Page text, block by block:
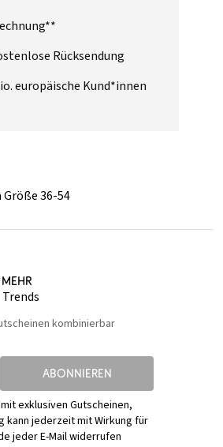
Rücksendung
europäische Kund*innen
36-54
Trends
kombinierbar
ABONNIEREN
exklusiven Gutscheinen,
kann jederzeit mit Wirkung für
jeder E-Mail widerrufen